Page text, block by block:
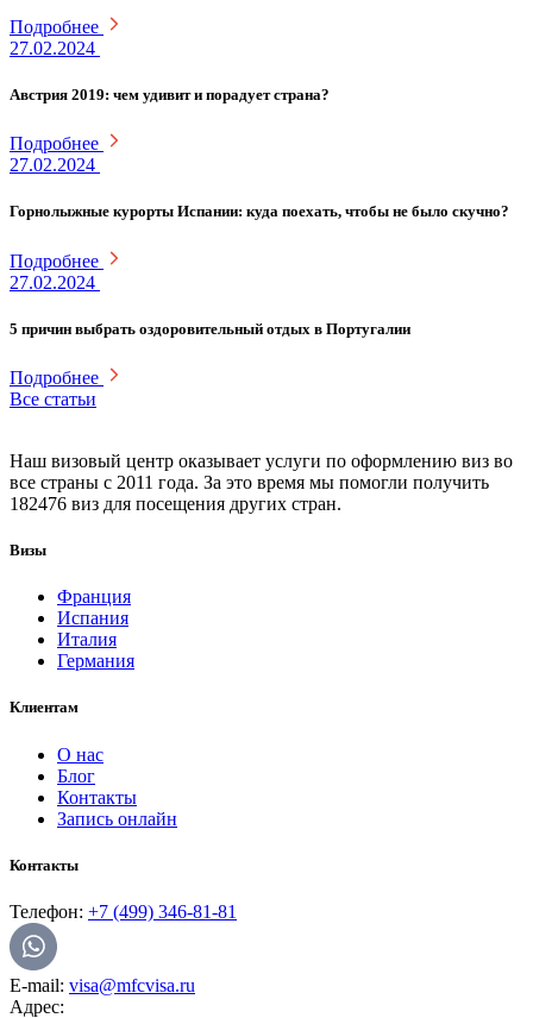
Подробнее
27.02.2024
Австрия 2019: чем удивит и порадует страна?
Подробнее
27.02.2024
Горнолыжные курорты Испании: куда поехать, чтобы не было скучно?
Подробнее
27.02.2024
5 причин выбрать оздоровительный отдых в Португалии
Подробнее
Все статьи
Наш визовый центр оказывает услуги по оформлению виз во
все страны с 2011 года. За это время мы помогли получить
182476 виз для посещения других стран.
Визы
Франция
Испания
Италия
Германия
Клиентам
О нас
Блог
Контакты
Запись онлайн
Контакты
Телефон: +7 (499) 346-81-81
E-mail: visa@mfcvisa.ru
Адрес: